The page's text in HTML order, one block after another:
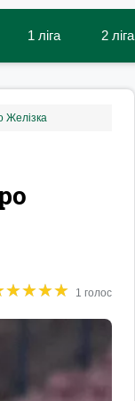
1 ліга 2 ліга
Желізка
★★★★
★★★★ 1 голос